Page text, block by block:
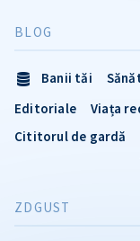
BLOG
Banii tăi
Editoriale
Viața
Cititorul de gardă
ZDGUST